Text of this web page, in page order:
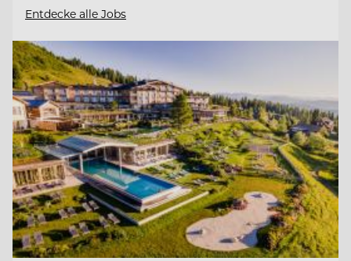
Entdecke alle Jobs